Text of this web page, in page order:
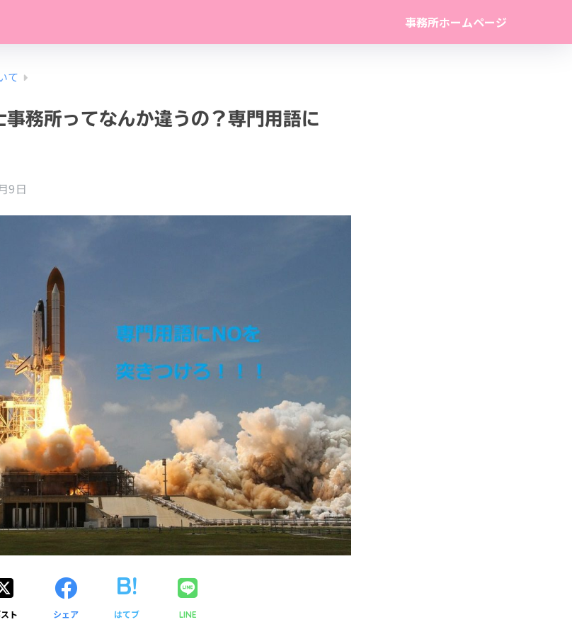
事務所ホームページ
て
務所ってなんか違うの？専門用語に
9日
ト シェア はてブ LINE